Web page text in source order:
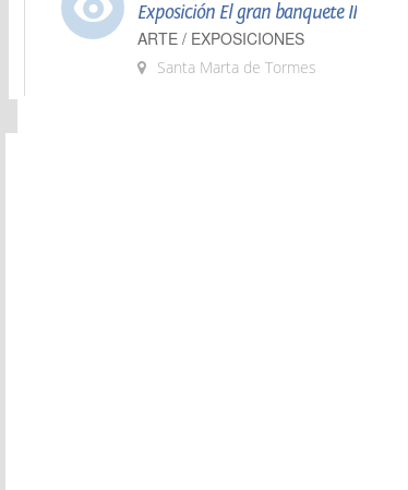
Exposición El gran banquete II
ARTE / EXPOSICIONES
Santa Marta de Tormes